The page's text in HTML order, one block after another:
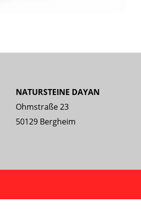
NATURSTEINE DAYAN
Ohmstraße 23
50129 Bergheim